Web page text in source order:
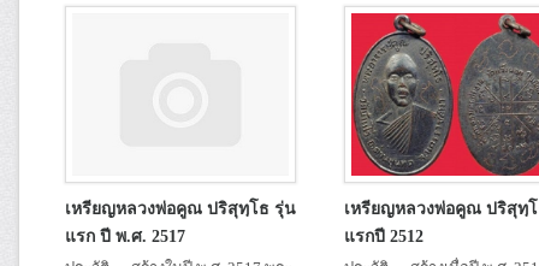
เหรียญหลวงพ่อคูณ ปริสุทฺโธ รุ่น
แรก ปี พ.ศ. 2517
เหรียญหลวงพ่อคูณ ปริสุทฺ
แรกปี 2512